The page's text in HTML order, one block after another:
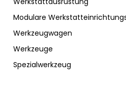
Modulare
Werkzeugwagen
Werkzeuge
Spezialwerkzeug